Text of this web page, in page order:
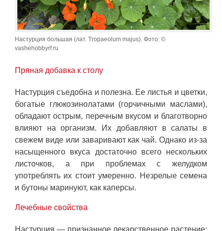
Настурция большая (лат. Tropaeolum majus). Фото: ©
vashehobbyrf.ru
Пряная добавка к столу
Настурция съедобна и полезна. Ее листья и цветки,
богатые глюкозинолатами (горчичными маслами),
обладают острым, перечным вкусом и благотворно
влияют на организм. Их добавляют в салаты в
свежем виде или заваривают как чай. Однако из-за
насыщенного вкуса достаточно всего нескольких
листочков, а при проблемах с желудком
употреблять их стоит умеренно. Незрелые семена
и бутоны маринуют, как каперсы.
Лечебные свойства
Настурция — признанное лекарственное растение: